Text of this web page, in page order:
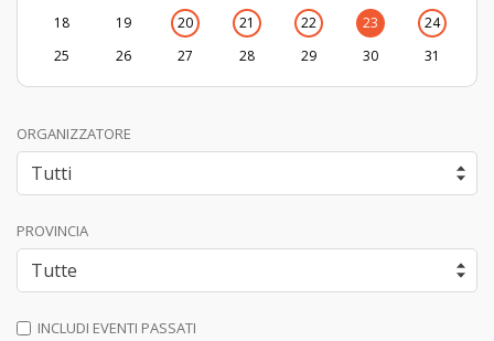
18
19 20 21 22 23
24
25
26 27 28 29 30 31
ORGANIZZATORE
PROVINCIA
INCLUDI EVENTI PASSATI